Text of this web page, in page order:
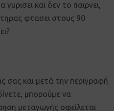
και δεν το παιρνει,
φτασει στους 90
σας και μετά την περιγραφή
μπορούμε να
μεταγωγής οφείλεται